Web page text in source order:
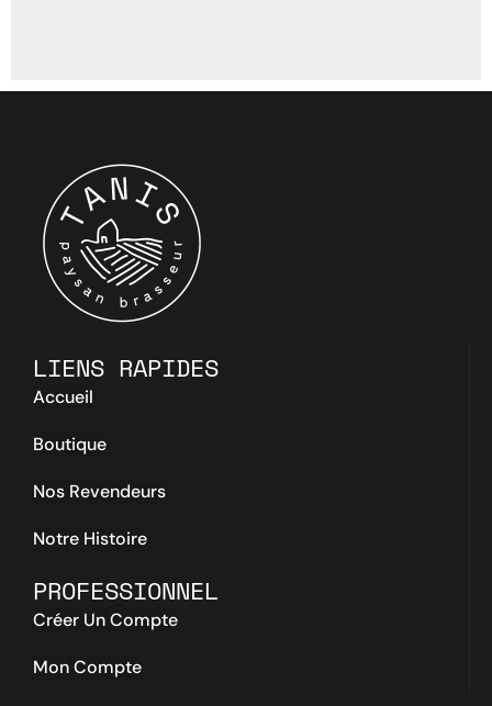
LIENS RAPIDES
Accueil
Boutique
Nos Revendeurs
Notre Histoire
PROFESSIONNEL
Créer Un Compte
Mon Compte